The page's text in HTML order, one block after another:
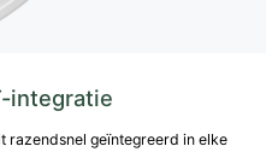
integratie
razendsnel geïntegreerd in elke